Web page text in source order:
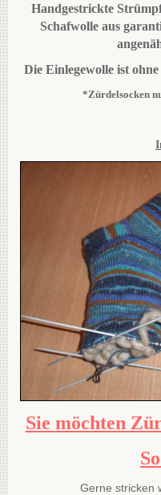
Handgestrickte
Schafwolle aus
Die Einlegewolle ist
*Zürdelsocken
Sie möchten
Gerne stricken